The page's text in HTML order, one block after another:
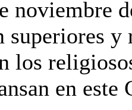
noviembre
superiores y
los
en este